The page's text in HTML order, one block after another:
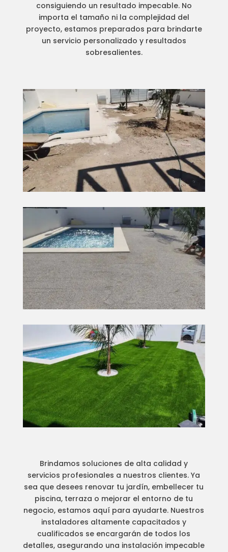
consiguiendo un resultado impecable. No
importa el tamaño ni la complejidad del
proyecto, estamos preparados para brindarte
un servicio personalizado y resultados
sobresalientes.
Brindamos soluciones de alta calidad y
servicios profesionales a nuestros clientes. Ya
sea que desees renovar tu jardín, embellecer tu
piscina, terraza o mejorar el entorno de tu
negocio, estamos aquí para ayudarte. Nuestros
instaladores altamente capacitados y
cualificados se encargarán de todos los
detalles, asegurando una instalación impecable